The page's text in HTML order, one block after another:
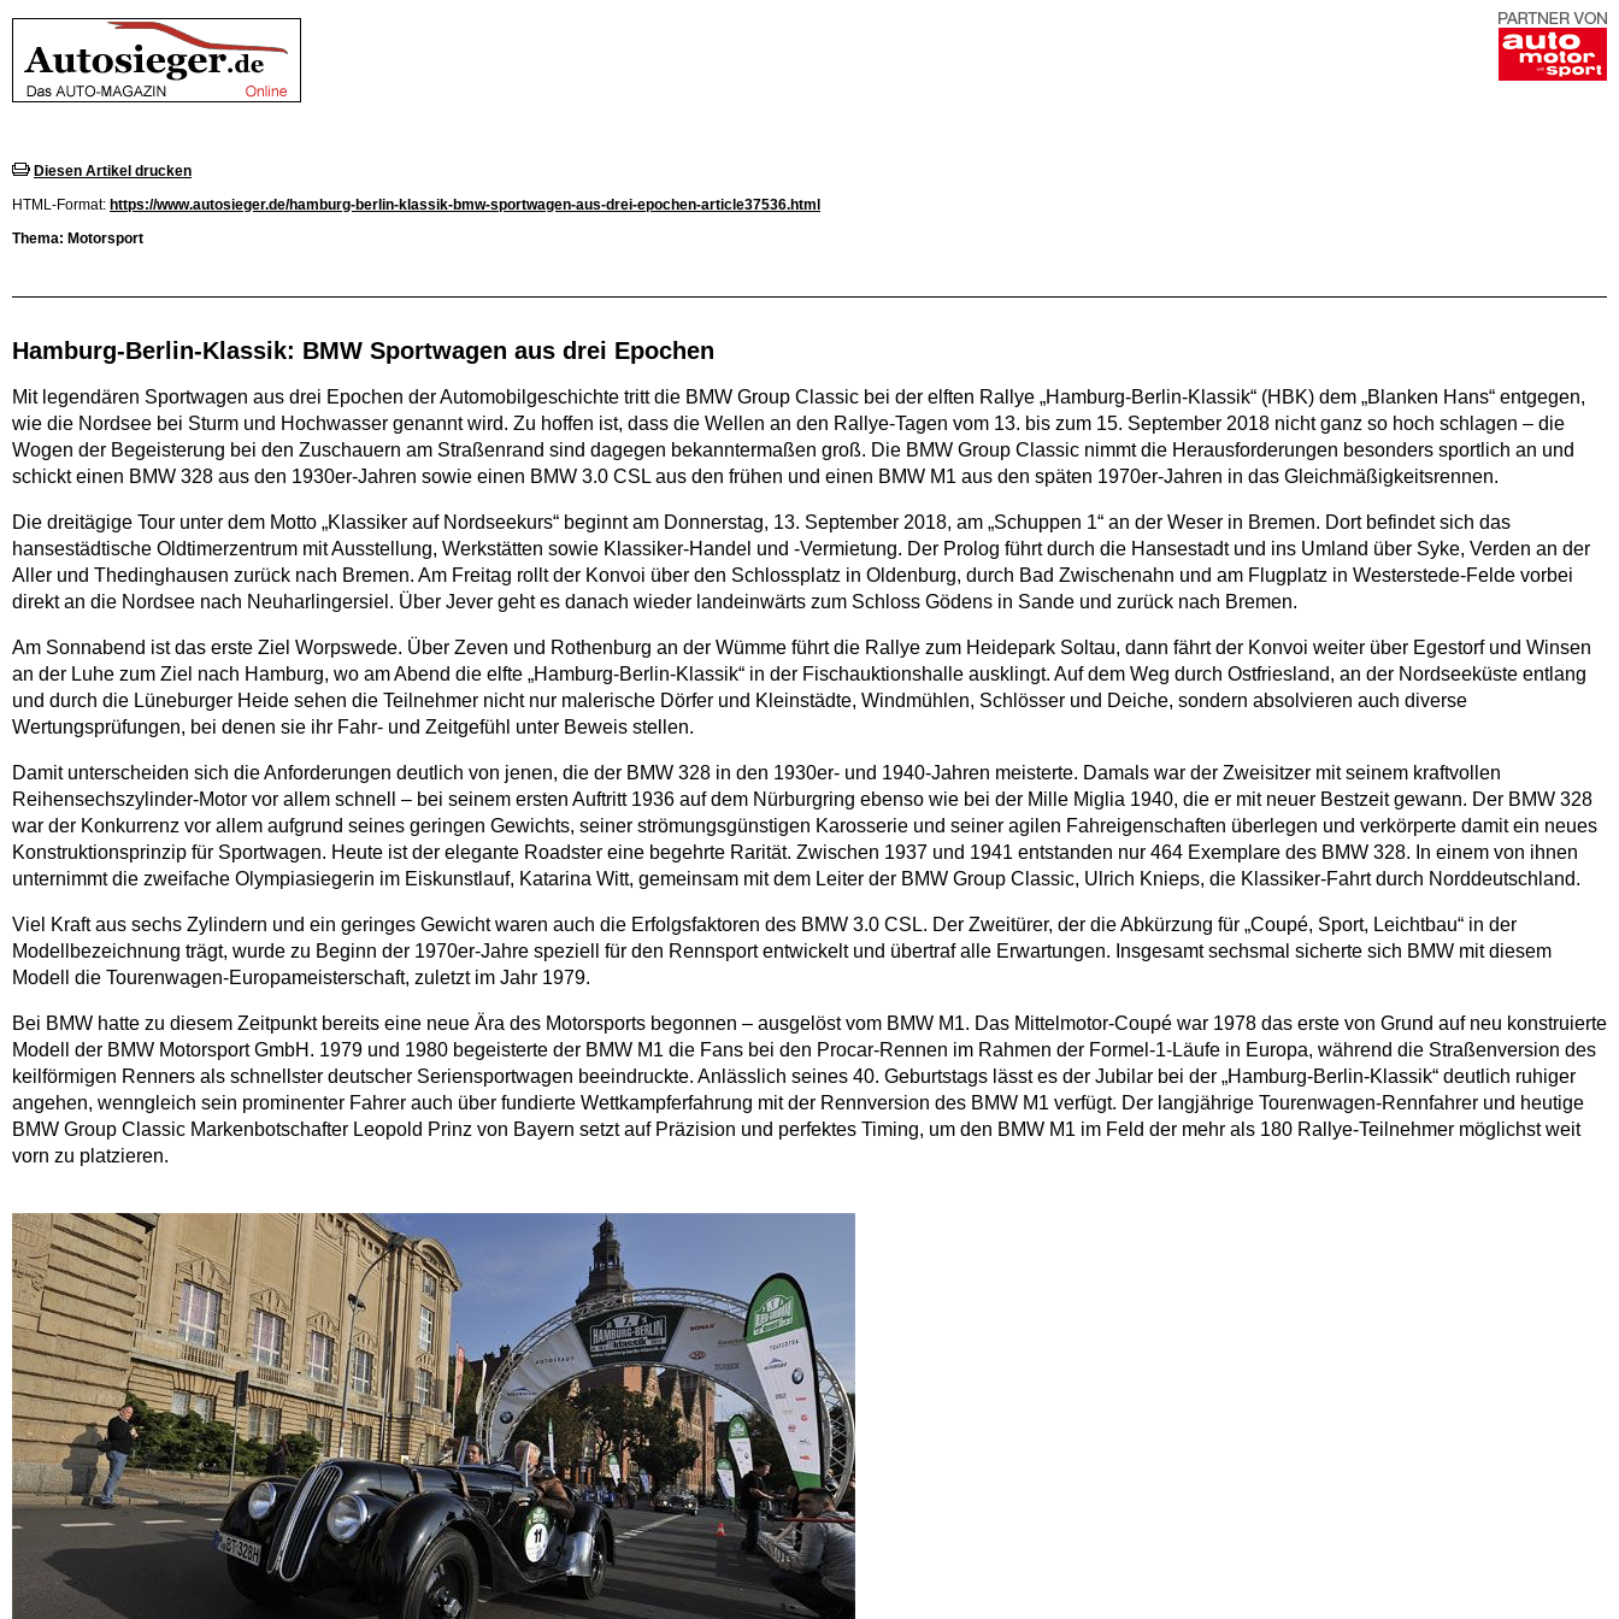
Diesen Artikel drucken
HTML-Format: https://www.autosieger.de/hamburg-berlin-klassik-bmw-sportwagen-aus-drei-epochen-article37536.html
Thema: Motorsport
Hamburg-Berlin-Klassik: BMW Sportwagen aus drei Epochen
Mit legendären Sportwagen aus drei Epochen der Automobilgeschichte tritt die BMW Group Classic bei der elften Rallye „Hamburg-Berlin-Klassik“ (HBK) dem „Blanken Hans“ entgegen,
wie die Nordsee bei Sturm und Hochwasser genannt wird. Zu hoffen ist, dass die Wellen an den Rallye-Tagen vom 13. bis zum 15. September 2018 nicht ganz so hoch schlagen – die
Wogen der Begeisterung bei den Zuschauern am Straßenrand sind dagegen bekanntermaßen groß. Die BMW Group Classic nimmt die Herausforderungen besonders sportlich an und
schickt einen BMW 328 aus den 1930er-Jahren sowie einen BMW 3.0 CSL aus den frühen und einen BMW M1 aus den späten 1970er-Jahren in das Gleichmäßigkeitsrennen.
Die dreitägige Tour unter dem Motto „Klassiker auf Nordseekurs“ beginnt am Donnerstag, 13. September 2018, am „Schuppen 1“ an der Weser in Bremen. Dort befindet sich das
hansestädtische Oldtimerzentrum mit Ausstellung, Werkstätten sowie Klassiker-Handel und -Vermietung. Der Prolog führt durch die Hansestadt und ins Umland über Syke, Verden an der
Aller und Thedinghausen zurück nach Bremen. Am Freitag rollt der Konvoi über den Schlossplatz in Oldenburg, durch Bad Zwischenahn und am Flugplatz in Westerstede-Felde vorbei
direkt an die Nordsee nach Neuharlingersiel. Über Jever geht es danach wieder landeinwärts zum Schloss Gödens in Sande und zurück nach Bremen.
Am Sonnabend ist das erste Ziel Worpswede. Über Zeven und Rothenburg an der Wümme führt die Rallye zum Heidepark Soltau, dann fährt der Konvoi weiter über Egestorf und Winsen
an der Luhe zum Ziel nach Hamburg, wo am Abend die elfte „Hamburg-Berlin-Klassik“ in der Fischauktionshalle ausklingt. Auf dem Weg durch Ostfriesland, an der Nordseeküste entlang
und durch die Lüneburger Heide sehen die Teilnehmer nicht nur malerische Dörfer und Kleinstädte, Windmühlen, Schlösser und Deiche, sondern absolvieren auch diverse
Wertungsprüfungen, bei denen sie ihr Fahr- und Zeitgefühl unter Beweis stellen.
Damit unterscheiden sich die Anforderungen deutlich von jenen, die der BMW 328 in den 1930er- und 1940-Jahren meisterte. Damals war der Zweisitzer mit seinem kraftvollen
Reihensechszylinder-Motor vor allem schnell – bei seinem ersten Auftritt 1936 auf dem Nürburgring ebenso wie bei der Mille Miglia 1940, die er mit neuer Bestzeit gewann. Der BMW 328
war der Konkurrenz vor allem aufgrund seines geringen Gewichts, seiner strömungsgünstigen Karosserie und seiner agilen Fahreigenschaften überlegen und verkörperte damit ein neues
Konstruktionsprinzip für Sportwagen. Heute ist der elegante Roadster eine begehrte Rarität. Zwischen 1937 und 1941 entstanden nur 464 Exemplare des BMW 328. In einem von ihnen
unternimmt die zweifache Olympiasiegerin im Eiskunstlauf, Katarina Witt, gemeinsam mit dem Leiter der BMW Group Classic, Ulrich Knieps, die Klassiker-Fahrt durch Norddeutschland.
Viel Kraft aus sechs Zylindern und ein geringes Gewicht waren auch die Erfolgsfaktoren des BMW 3.0 CSL. Der Zweitürer, der die Abkürzung für „Coupé, Sport, Leichtbau“ in der
Modellbezeichnung trägt, wurde zu Beginn der 1970er-Jahre speziell für den Rennsport entwickelt und übertraf alle Erwartungen. Insgesamt sechsmal sicherte sich BMW mit diesem
Modell die Tourenwagen-Europameisterschaft, zuletzt im Jahr 1979.
Bei BMW hatte zu diesem Zeitpunkt bereits eine neue Ära des Motorsports begonnen – ausgelöst vom BMW M1. Das Mittelmotor-Coupé war 1978 das erste von Grund auf neu konstruierte
Modell der BMW Motorsport GmbH. 1979 und 1980 begeisterte der BMW M1 die Fans bei den Procar-Rennen im Rahmen der Formel-1-Läufe in Europa, während die Straßenversion des
keilförmigen Renners als schnellster deutscher Seriensportwagen beeindruckte. Anlässlich seines 40. Geburtstags lässt es der Jubilar bei der „Hamburg-Berlin-Klassik“ deutlich ruhiger
angehen, wenngleich sein prominenter Fahrer auch über fundierte Wettkampferfahrung mit der Rennversion des BMW M1 verfügt. Der langjährige Tourenwagen-Rennfahrer und heutige
BMW Group Classic Markenbotschafter Leopold Prinz von Bayern setzt auf Präzision und perfektes Timing, um den BMW M1 im Feld der mehr als 180 Rallye-Teilnehmer möglichst weit
vorn zu platzieren.